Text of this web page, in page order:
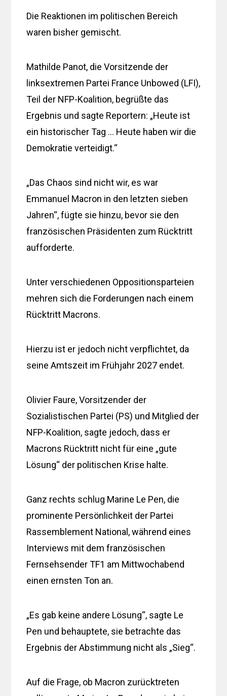
Die Reaktionen im politischen Bereich
waren bisher gemischt.
Mathilde Panot, die Vorsitzende der
linksextremen Partei France Unbowed (LFI),
Teil der NFP-Koalition, begrüßte das
Ergebnis und sagte Reportern: „Heute ist
ein historischer Tag … Heute haben wir die
Demokratie verteidigt.“
„Das Chaos sind nicht wir, es war
Emmanuel Macron in den letzten sieben
Jahren“, fügte sie hinzu, bevor sie den
französischen Präsidenten zum Rücktritt
aufforderte.
Unter verschiedenen Oppositionsparteien
mehren sich die Forderungen nach einem
Rücktritt Macrons.
Hierzu ist er jedoch nicht verpflichtet, da
seine Amtszeit im Frühjahr 2027 endet.
Olivier Faure, Vorsitzender der
Sozialistischen Partei (PS) und Mitglied der
NFP-Koalition, sagte jedoch, dass er
Macrons Rücktritt nicht für eine „gute
Lösung“ der politischen Krise halte.
Ganz rechts schlug Marine Le Pen, die
prominente Persönlichkeit der Partei
Rassemblement National, während eines
Interviews mit dem französischen
Fernsehsender TF1 am Mittwochabend
einen ernsten Ton an.
„Es gab keine andere Lösung“, sagte Le
Pen und behauptete, sie betrachte das
Ergebnis der Abstimmung nicht als „Sieg“.
Auf die Frage, ob Macron zurücktreten